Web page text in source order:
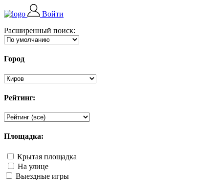
Войти
Расширенный поиск:
Город
Рейтинг:
Площадка:
Крытая площадка
На улице
Выездные игры